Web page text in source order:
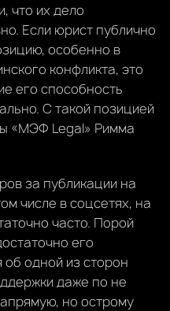
что их дело
Если юрист публично
особенно в
конфликта, это
его способность
С такой позицией
«МЭФ Legal» Римма
за публикации на
числе в соцсетях, на
часто. Порой
его
об одной из сторон
даже по не
но острому